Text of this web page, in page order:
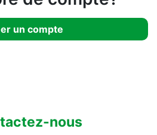
un compte
nous